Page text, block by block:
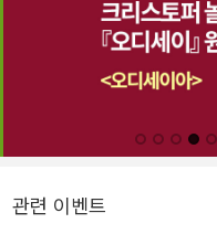
관련 이벤트